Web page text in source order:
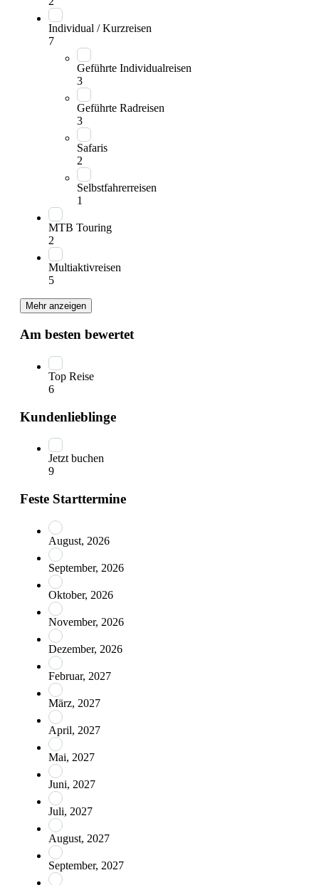
Individual / Kurzreisen
7
Geführte Individualreisen
3
Geführte Radreisen
3
Safaris
2
Selbstfahrerreisen
1
MTB Touring
2
Multiaktivreisen
5
Mehr anzeigen
Am besten bewertet
Top Reise
6
Kundenlieblinge
Jetzt buchen
9
Feste Starttermine
August, 2026
September, 2026
Oktober, 2026
November, 2026
Dezember, 2026
Februar, 2027
März, 2027
April, 2027
Mai, 2027
Juni, 2027
Juli, 2027
August, 2027
September, 2027